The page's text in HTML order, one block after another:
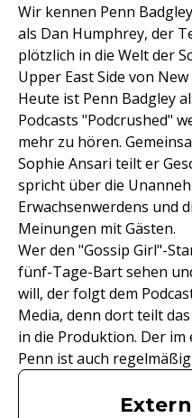
Wir kennen Penn
als Dan Humphrey, der
plötzlich in die Welt der
Upper East Side von
Heute ist Penn Badgley
Podcasts "Podcrushed"
mehr zu hören.
Sophie Ansari teilt er
spricht über die
Erwachsenwerdens und
Meinungen mit Gästen.
Wer den "Gossip Girl"-
fünf-Tage-Bart sehen
will, der folgt dem
Media, denn dort teilt
in die Produktion. Der
Penn ist auch